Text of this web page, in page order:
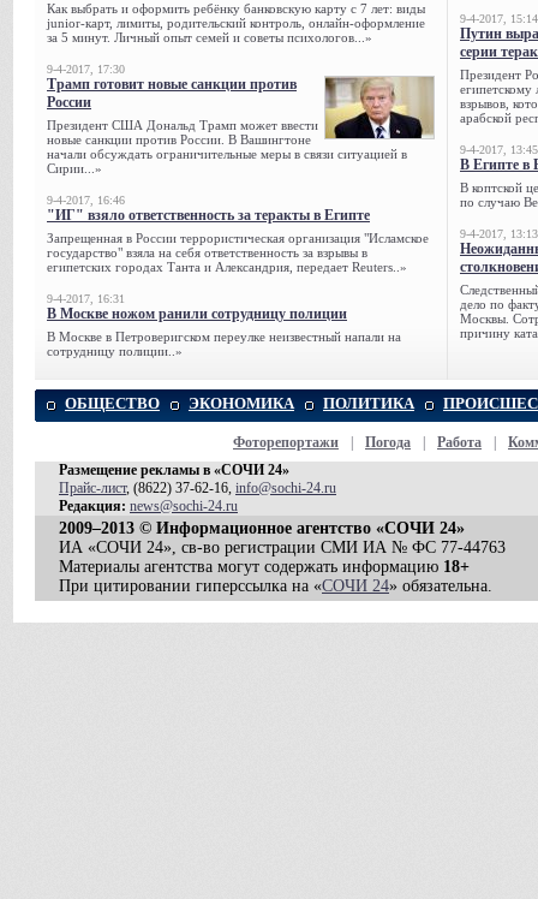
Как выбрать и оформить ребёнку банковскую карту с 7 лет: виды
junior-карт, лимиты, родительский контроль, онлайн-оформление
за 5 минут. Личный опыт семей и советы психологов...»
9-4-2017, 17:30
Трамп готовит новые санкции против
России
Президент США Дональд Трамп может ввести
новые санкции против России. В Вашингтоне
начали обсуждать ограничительные меры в связи ситуацией в
Сирии...»
9-4-2017, 16:46
"ИГ" взяло ответственность за теракты в Египте
Запрещенная в России террористическая организация "Исламское
государство" взяла на себя ответственность за взрывы в
египетских городах Танта и Александрия, передает Reuters..»
9-4-2017, 16:31
В Москве ножом ранили сотрудницу полиции
В Москве в Петроверигском переулке неизвестный напали на
сотрудницу полиции..»
9-4-2017, 15:14
Путин
серии
Президент
египетскому
взрывов,
арабской
9-4-2017, 13:45
В Египте в
В коптской
по случаю
9-4-2017, 13:13
дело по
Москвы.
причину
ОБЩЕСТВО ЭКОНОМИКА ПОЛИТИКА
Фоторепортажи Погода Работа
Размещение рекламы в «СОЧИ 24»
Прайс-лист, (8622) 37-62-16, info@sochi-24.ru
Редакция: news@sochi-24.ru
2009–2013 © Информационное агентство «СОЧИ 24»
ИА «СОЧИ 24», св-во регистрации СМИ ИА № ФС 77-44763
Материалы агентства могут содержать информацию 18+
При цитировании гиперссылка на «СОЧИ 24» обязательна.